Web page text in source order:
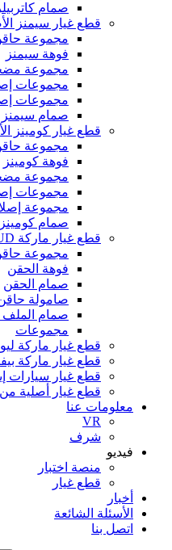
صمام كاتربيلر
قطع غيار سيمنز
مجموعة
فوهة سيمنز
مجموعة
مجموعات
مجموعات
صمام سيمنز
قطع غيار كومينز
مجموعة
فوهة كومينز
مجموعة
مجموعات
مجموعة
صمام كومينز
قطع غيار ماركة UD
مجموعة
فوهة الحقن
صمام الحقن
صامولة
صمام الملف
مجموعات
قطع غيار ماركة
قطع غيار ماركة
قطع غيار سيارات
قطع غيار أصلية
معلومات عنا
VR
شرف
فيديو
منصة اختبار
قطع غيار
أخبار
الأسئلة الشائعة
اتصل بنا